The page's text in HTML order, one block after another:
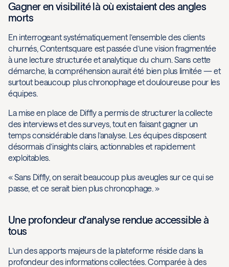
Gagner en visibilité là où existaient des angles
morts
En interrogeant systématiquement l’ensemble des clients
churnés, Contentsquare est passée d’une vision fragmentée
à une lecture structurée et analytique du churn. Sans cette
démarche, la compréhension aurait été bien plus limitée — et
surtout beaucoup plus chronophage et douloureuse pour les
équipes.
La mise en place de Diffly a permis de structurer la collecte
des interviews et des surveys, tout en faisant gagner un
temps considérable dans l’analyse. Les équipes disposent
désormais d’insights clairs, actionnables et rapidement
exploitables.
« Sans Diffly, on serait beaucoup plus aveugles sur ce qui se
passe, et ce serait bien plus chronophage. »
Une profondeur d’analyse rendue accessible à
tous
L’un des apports majeurs de la plateforme réside dans la
profondeur des informations collectées. Comparée à des